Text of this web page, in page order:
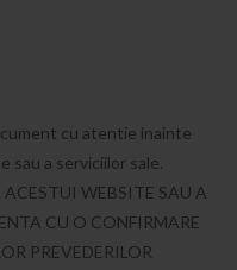
cu atentie inainte
sau a serviciilor sale.
WEBSITE SAU A
CU O CONFIRMARE
PREVEDERILOR